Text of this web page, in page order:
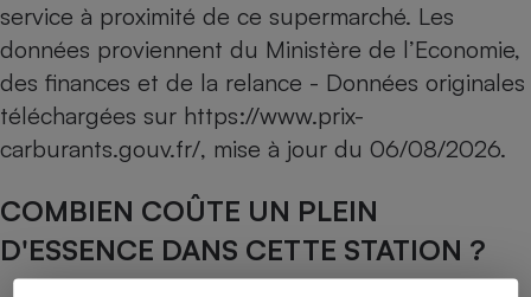
service à proximité de ce supermarché. Les
données proviennent du Ministère de l’Economie,
des finances et de la relance - Données originales
téléchargées sur https://www.prix-
carburants.gouv.fr/, mise à jour du 06/08/2026.
COMBIEN COÛTE UN PLEIN
D'ESSENCE DANS CETTE STATION ?